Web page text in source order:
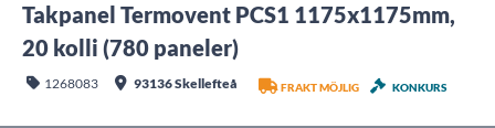
Takpanel Termovent PCS1 1175x1175mm,
20 kolli (780 paneler)
1268083 93136 Skellefteå FRAKT MÖJLIG KONKURS